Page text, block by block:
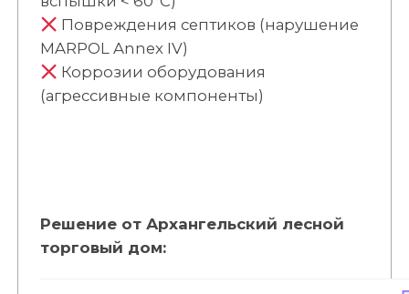
Повреждения септиков (нарушение
MARPOL Annex IV)
Коррозии оборудования
(агрессивные компоненты)
Решение от Архангельский лесной
торговый дом: